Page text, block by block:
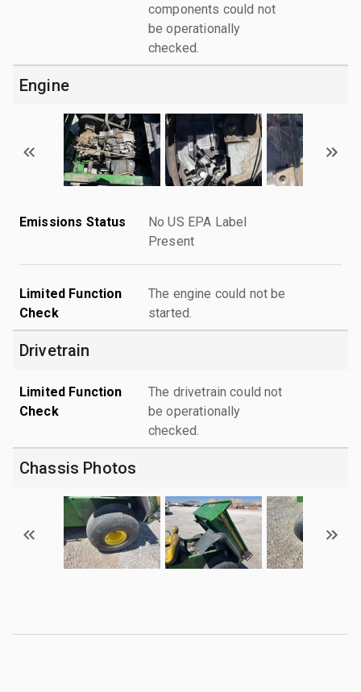
components could not
be operationally
checked.
Engine
Emissions Status
No US EPA Label
Present
Limited Function
Check
The engine could not be
started.
Drivetrain
Limited Function
Check
The drivetrain could not
be operationally
checked.
Chassis Photos